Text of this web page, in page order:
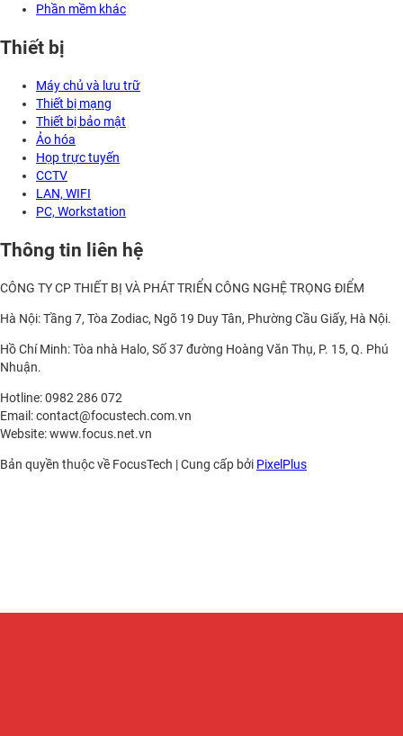
Phần mềm khác
Thiết bị
Máy chủ và lưu trữ
Thiết bị mạng
Thiết bị bảo mật
Ảo hóa
Họp trực tuyến
CCTV
LAN, WIFI
PC, Workstation
Thông tin liên hệ
CÔNG TY CP THIẾT BỊ VÀ PHÁT TRIỂN CÔNG NGHỆ TRỌNG ĐIỂM
Hà Nội: Tầng 7, Tòa Zodiac, Ngõ 19 Duy Tân, Phường Cầu Giấy, Hà Nội.
Hồ Chí Minh: Tòa nhà Halo, Số 37 đường Hoàng Văn Thụ, P. 15, Q. Phú
Nhuận.
Hotline: 0982 286 072
Email: contact@focustech.com.vn
Website: www.focus.net.vn
Bản quyền thuộc về FocusTech |Cung cấp bởi PixelPlus